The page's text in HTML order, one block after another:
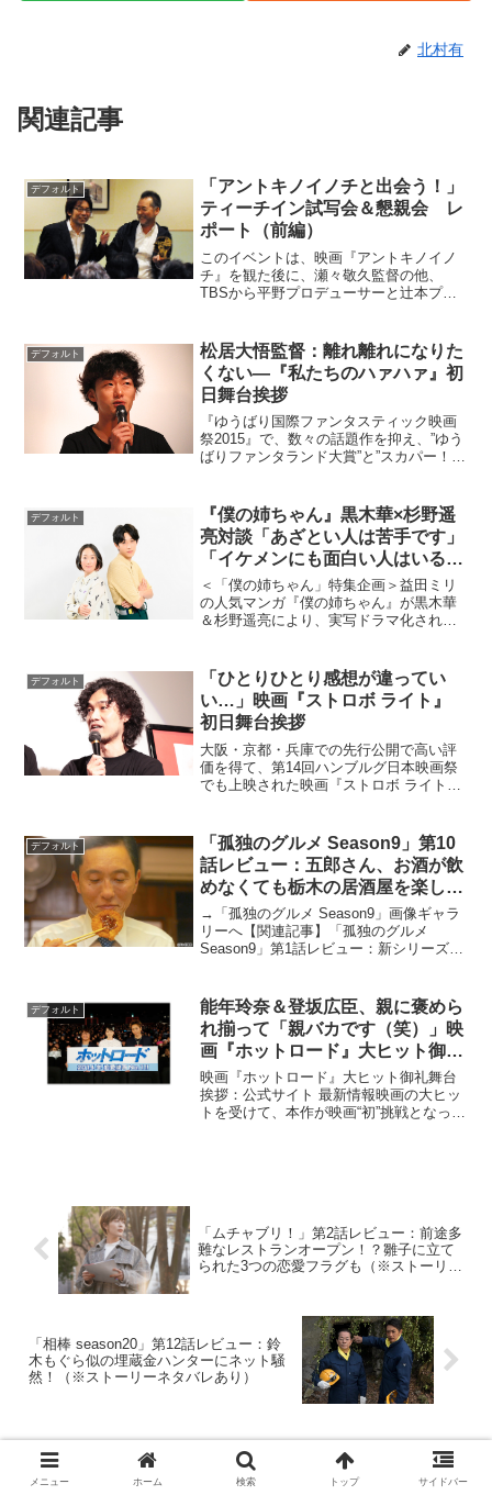
北村有
関連記事
デフォルト
「アントキノイノチと出会う！」
ティーチイン試写会＆懇親会 レ
ポート（前編）
このイベントは、映画『アントキノイノ
チ』を観た後に、瀬々敬久監督の他、
TBSから平野プロデューサーと辻本プロ
触れて楽しもうというもの。しかも、た
だのトークショーだけでは...
デフォルト
松居大悟監督：離れ離れになりた
くない―『私たちのハァハァ』初
日舞台挨拶
『ゆうばり国際ファンタスティック映画
祭2015』で、数々の話題作を抑え、”ゆう
ばりファンタランド大賞”と”スカパー！映
が2015年9月12日に初日を迎え、舞台挨
拶に主...
デフォルト
『僕の姉ちゃん』黒木華×杉野遥
亮対談「あざとい人は苦手です」
「イケメンにも面白い人はいる
し、面白くない人もいます」
＜「僕の姉ちゃん」特集企画＞益田ミリ
の人気マンガ『僕の姉ちゃん』が黒木華
＆杉野遥亮により、実写ドラマ化され、
語る姉のちはると、ピュアで実直な新社
会人の順平のユーモ...
デフォルト
「ひとりひとり感想が違ってい
い…」映画『ストロボ ライト』
初日舞台挨拶
大阪・京都・兵庫での先行公開で高い評
価を得て、第14回ハンブルグ日本映画祭
でも上映された映画『ストロボ ライト』
学出身の新鋭・片元亮監督のデビュー作
で、自主制作映...
デフォルト
「孤独のグルメ Season9」第10
話レビュー：五郎さん、お酒が飲
めなくても栃木の居酒屋を楽しみ
尽くす！（※ストーリーネタバレ
あり）
→「孤独のグルメ Season9」画像ギャラ
リーへ【関連記事】「孤独のグルメ
Season9」第1話レビュー：新シリーズ開
ルメ Season9」第2話レビュー：まさか
の...
デフォルト
能年玲奈＆登坂広臣、親に褒めら
れ揃って「親バカです（笑）」映
画『ホットロード』大ヒット御礼
舞台挨拶♪
映画『ホットロード』大ヒット御礼舞台
挨拶：公式サイト 最新情報映画の大ヒッ
トを受けて、本作が映画“初”挑戦となった
「ムチャブリ！」第2話レビュー：前途多
難なレストランオープン！？雛子に立て
られた3つの恋愛フラグも（※ストーリー
「相棒 season20」第12話レビュー：鈴
木もぐら似の埋蔵金ハンターにネット騒
然！（※ストーリーネタバレあり）
ホーム デフォルト
メニュー ホーム 検索 トップ サイドバー